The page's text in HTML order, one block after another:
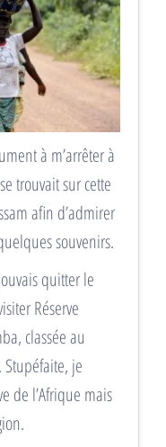
à m’arrêter à
trouvait sur cette
afin d’admirer
souvenirs.
quitter le
Réserve
classée au
je
de l’Afrique mais